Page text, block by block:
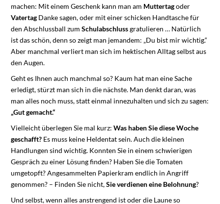
machen: Mit einem Geschenk kann man am Muttertagoder
Vatertag Danke sagen, oder mit einer schicken Handtasche für
den Abschlussball zumSchulabschlussgratulieren … Natürlich
ist das schön, denn so zeigt man jemandem: „Du bist mir wichtig.“
Aber manchmal verliert man sich im hektischen Alltag selbst aus
den Augen.
Geht es Ihnen auch manchmal so? Kaum hat man eine Sache
erledigt, stürzt man sich in die nächste. Man denkt daran, was
man alles noch muss, statt einmal innezuhalten und sich zu sagen:
„Gut gemacht.“
Vielleicht überlegen Sie mal kurz:Was haben Sie diese Woche
geschafft? Es muss keine Heldentat sein. Auch die kleinen
Handlungen sind wichtig. Konnten Sie in einem schwierigen
Gespräch zu einer Lösung finden? Haben Sie die Tomaten
umgetopft? Angesammelten Papierkram endlich in Angriff
genommen? – Finden Sie nicht,Sie verdienen eine Belohnung?
Und selbst, wenn alles anstrengend ist oder die Laune so